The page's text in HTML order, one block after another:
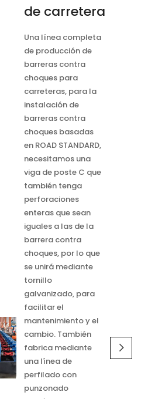
de carretera
Una línea completa
de producción de
barreras contra
choques para
carreteras, para la
instalación de
barreras contra
choques basadas
en ROAD STANDARD,
necesitamos una
viga de poste C que
también tenga
perforaciones
enteras que sean
iguales a las de la
barrera contra
choques, por lo que
se unirá mediante
tornillo
galvanizado, para
facilitar el
mantenimiento y el
cambio. También
fabrica mediante
una línea de
perfilado con
punzonado